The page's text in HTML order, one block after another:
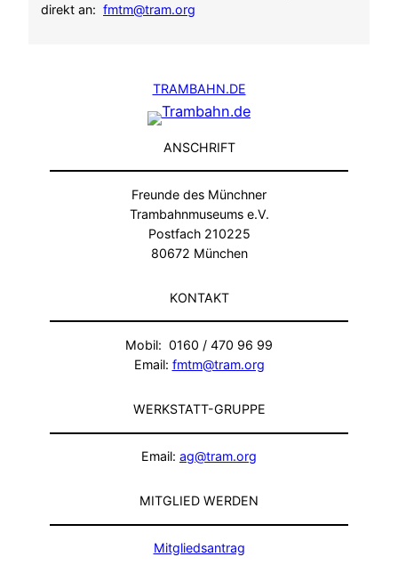
direkt an: fmtm@tram.org
TRAMBAHN.DE
ANSCHRIFT
Freunde des Münchner
Trambahnmuseums e.V.
Postfach 210225
80672 München
KONTAKT
Mobil: 0160 / 470 96 99
Email: fmtm@tram.org
WERKSTATT-GRUPPE
Email: ag@tram.org
MITGLIED WERDEN
Mitgliedsantrag